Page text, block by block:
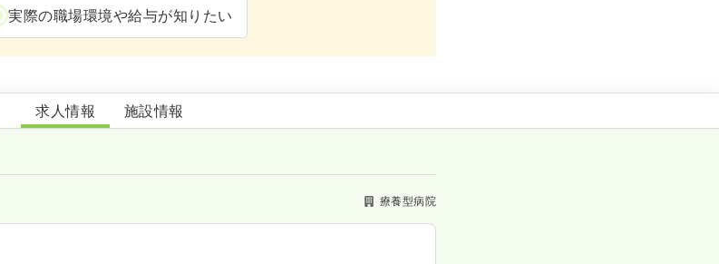
実際の職場環境や給与が知りたい
介護医療院 優都ぴあ
求人情報 施設情報
療養型病院